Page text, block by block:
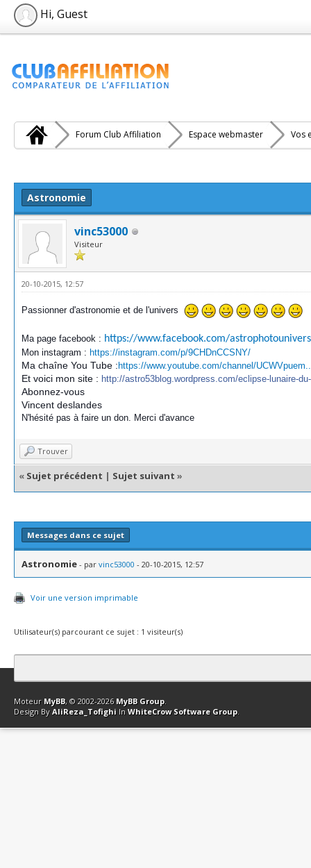
Hi, Guest
Forum Club Affiliation Espace webmaster Vos
Astronomie
vinc53000
Visiteur
20-10-2015, 12:57
Passionner d'astronomie et de l'univers
Ma page facebook : https://www.facebook.com/astrophotounivers
Mon instagram : https://instagram.com/p/9CHDnCCSNY/
Ma chaîne You Tube : https://www.youtube.com/channel/
Et voici mon site : http://astro53blog.wordpress.com/eclipse-lunaire-
Abonnez-vous
Vincent deslandes
N'hésité pas à faire un don. Merci d'avance
Trouver
« Sujet précédent | Sujet suivant »
Messages dans ce sujet
Astronomie - par vinc53000 - 20-10-2015, 12:57
Voir une version imprimable
Utilisateur(s) parcourant ce sujet : 1 visiteur(s)
Contact Club Affiliation Retourner en haut Version bas-débit
Moteur MyBB, © 2002-2026 MyBB Group.
Design By AliReza_Tofighi In WhiteCrow Software Group.